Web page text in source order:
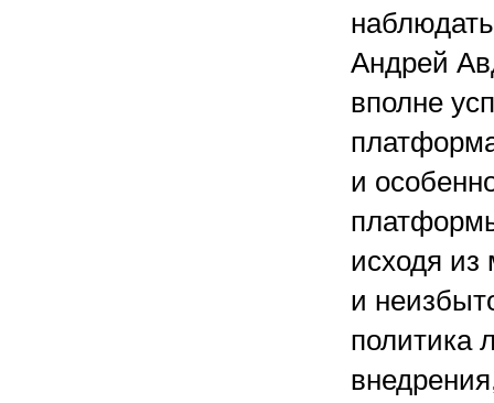
Андрей
вполне
и
исходя из
и
политика